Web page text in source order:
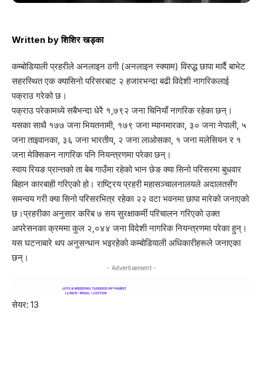
Written by शिशिर खड्का
कम्बोडियाली प्रहरीले अनलाइन ठगी (अनलाइन स्क्याम) विरुद्ध छापा मार्दै बाभेट
सहरस्थित एक क्यासिनो परिसरबाट २ हजारभन्दा बढी विदेशी नागरिकलाई
पक्राउ गरेको छ।
पक्राउ परेकामध्ये सबैभन्दा धेरै १,७९२ जना चिनियाँ नागरिक रहेका छन्।
यसका साथै १७७ जना भियतनामी, १७९ जना म्यानमारका, ३० जना नेपाली, ५
जना ताइवानका, ३६ जना भारतीय, २ जना लाओसका, १ जना मलेसियन र १
जना मेक्सिकन नागरिक पनि नियन्त्रणमा परेका छन्।
स्वाय रियङ प्रान्तको ता बेब गाउँमा रहेको भान छेङ क्या सिनो परिसरमा बुधवार
बिहान कारबाही गरिएको हो। राष्ट्रिय प्रहरी महासञ्चालनालयले अदालतसँग
समन्वय गरी क्या सिनो परिसरभित्र रहेका २२ वटा भवनमा छापा मारेको जनाएको
छ।प्रहरीका अनुसार करिब ७ सय सुरक्षाकर्मी परिचालन गरिएको उक्त
अपरेसनका क्रममा कुल २,०४४ जना विदेशी नागरिक नियन्त्रणमा परेका हुन्।
यस घटनाबारे थप अनुसन्धान भइरहेको कम्बोडियाली अधिकारीहरूले जनाएका
छन्।
- Advertisement -
सेयर: 13